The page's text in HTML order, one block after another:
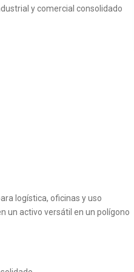
y comercial consolidado
logística, oficinas y uso
un activo versátil en un polígono